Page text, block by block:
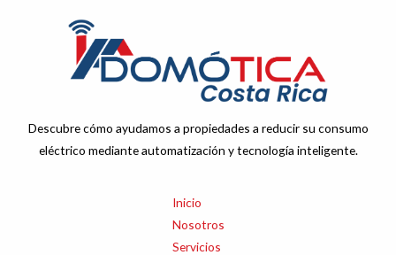
Descubre cómo ayudamos a propiedades a reducir su consumo
eléctrico mediante automatización y tecnología inteligente.
Inicio
Nosotros
Servicios